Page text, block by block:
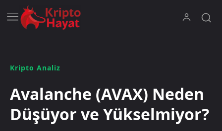
Kripto Analiz
Avalanche (AVAX) Neden
Düşüyor ve Yükselmiyor?